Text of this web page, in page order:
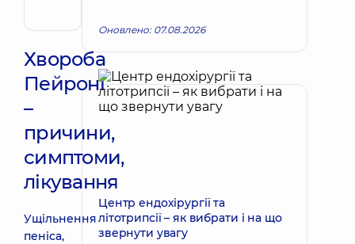
Хвороба
Пейроні
–
причини,
симптоми,
лікування
Ущільнення
пеніса,
Оновлено: 07.08.2026
Центр ендохірургії та
літотрипсії – як вибрати і на що
звернути увагу